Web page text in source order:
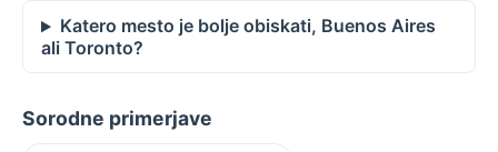
Katero mesto je bolje obiskati, Buenos Aires
ali Toronto?
Sorodne primerjave